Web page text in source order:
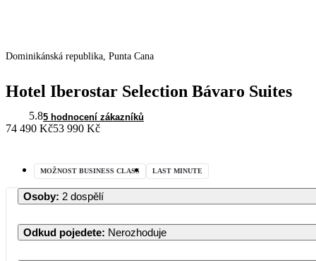
Dominikánská republika, Punta Cana
Hotel Iberostar Selection Bávaro Suites
5.85 hodnocení zákazníků
74 490 Kč53 990 Kč
MOŽNOST BUSINESS CLASS LAST MINUTE
Osoby: 2 dospělí
Odkud pojedete: Nerozhoduje